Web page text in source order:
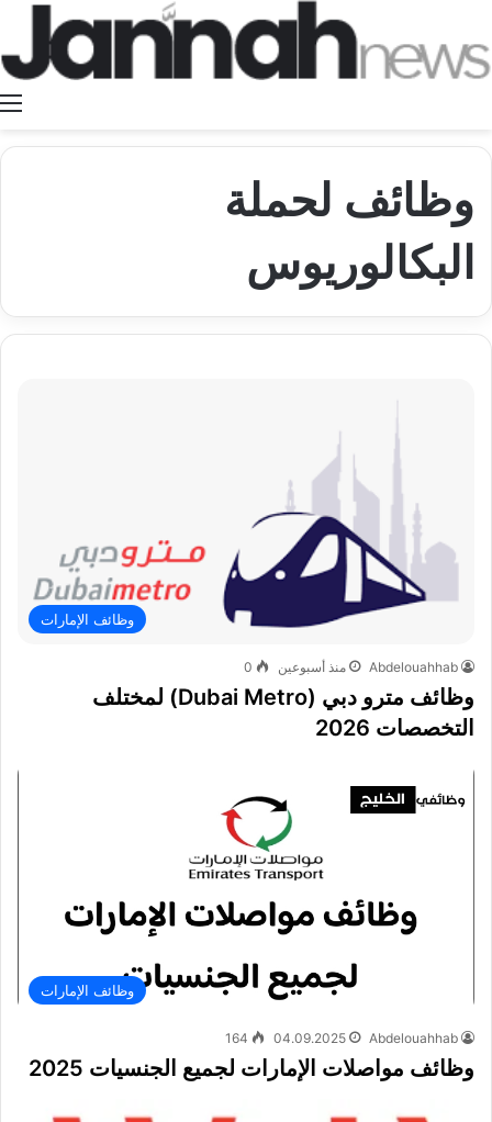
وظائف لحملة
البكالوريوس
وظائف الإمارات
Abdelouahhab منذ أسبوعين 0
وظائف مترو دبي (Dubai Metro) لمختلف
التخصصات 2026
وظائف الإمارات
Abdelouahhab
04.09.2025
164
وظائف مواصلات الإمارات لجميع الجنسيات 2025